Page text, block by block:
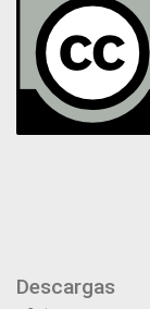
Descargas